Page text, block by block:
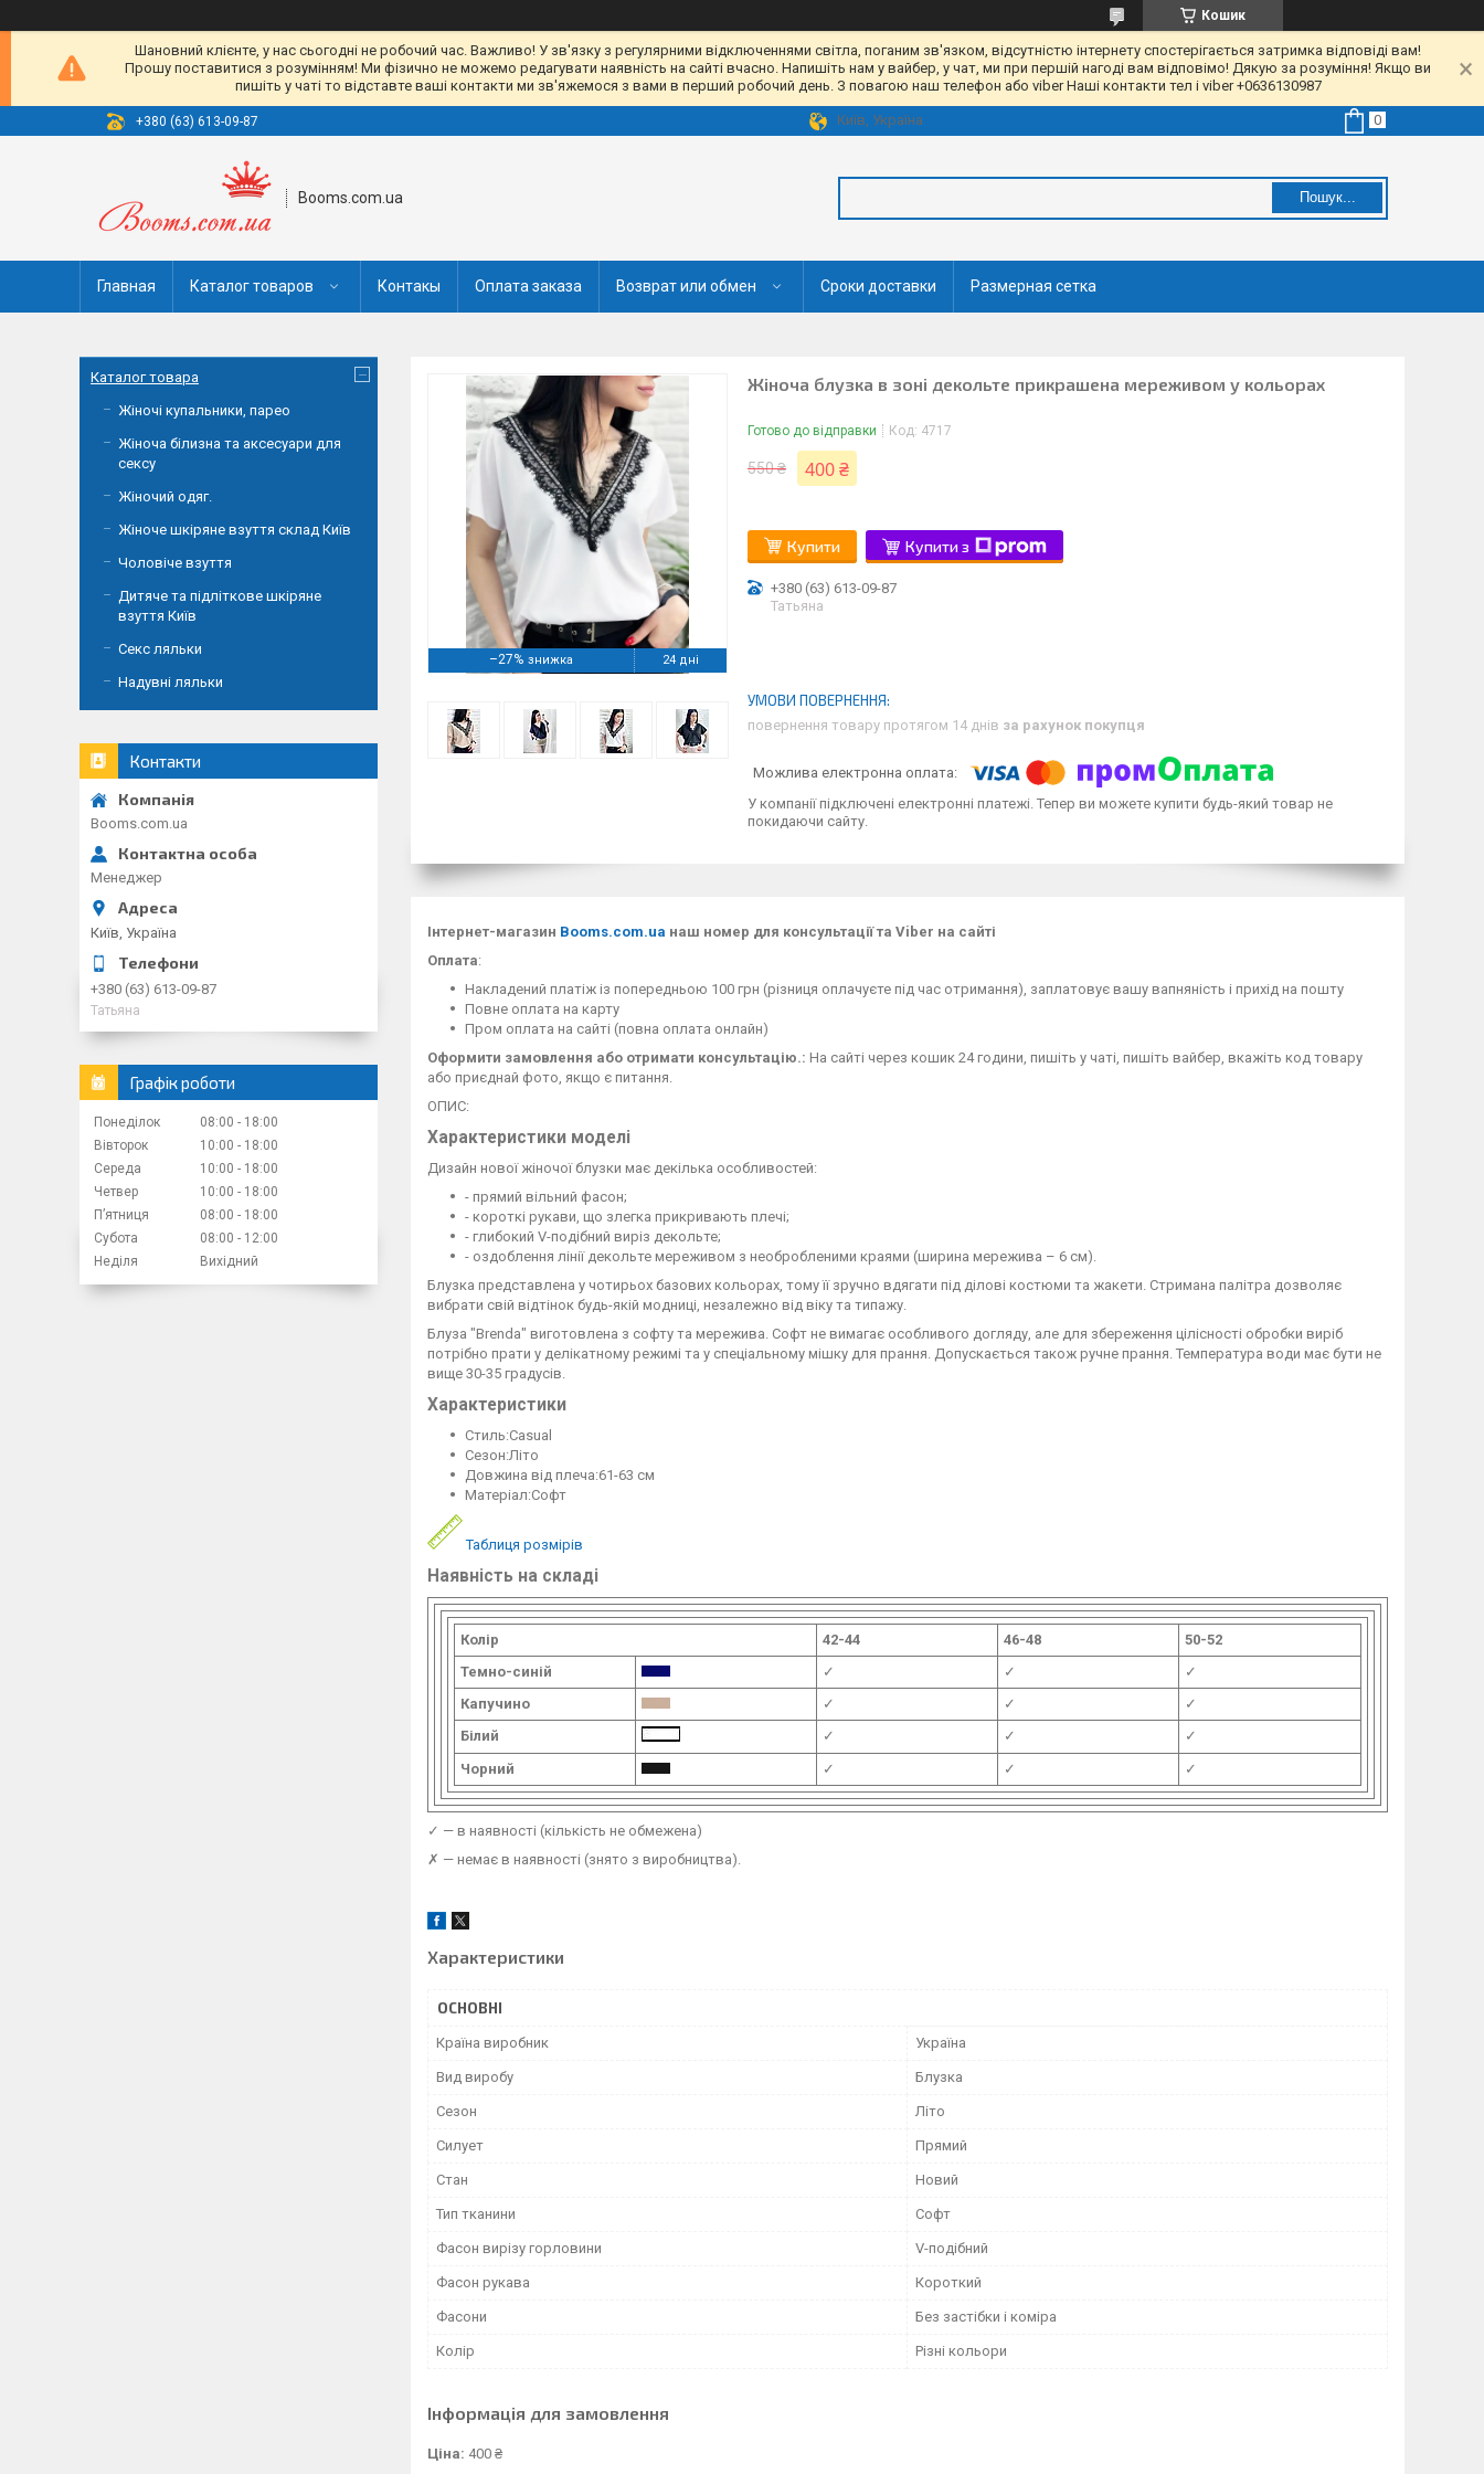
Кошик
Шановний клієнте, у нас сьогодні не робочий час. Важливо! У зв'язку з регулярними відключеннями світла, поганим зв'язком, відсутністю інтернету спостерігається затримка відповіді вам!
Прошу поставитися з розумінням! Ми фізично не можемо редагувати наявність на сайті вчасно. Напишіть нам у вайбер, у чат, ми при першій нагоді вам відповімо! Дякую за розуміння! Якщо ви
пишіть у чаті то відставте ваші контакти ми зв'яжемося з вами в перший робочий день. З повагою наш телефон або viber Наші контакти тел і viber +0636130987
+380 (63) 613-09-87 Київ, Україна
Booms.com.ua Пошук...
Главная Каталог товаров Контакы Оплата заказа Возврат или обмен Сроки доставки Размерная сетка
–27% 24 дні
Жіноча блузка в зоні декольте прикрашена мереживом у кольорах
Готово до відправки Код: 4717
550 ₴ 400 ₴
Купити Купити з
+380 (63) 613-09-87
Татьяна
повернення товару протягом 14 днів за рахунок покупця
У компанії підключені електронні платежі. Тепер ви можете купити будь-який товар не
покидаючи сайту.
Інтернет-магазин Booms.com.ua наш номер для консультації та Viber на сайті
Оплата:
Накладений платіж із попередньою 100 грн (різниця оплачуєте під час отримання), заплатовує вашу вапняність і прихід на пошту
Повне оплата на карту
Пром оплата на сайті (повна оплата онлайн)
Оформити замовлення або отримати консультацію.: На сайті через кошик 24 години, пишіть у чаті, пишіть вайбер, вкажіть код товару
або приєднай фото, якщо є питання.
ОПИС:
Характеристики моделі
Дизайн нової жіночої блузки має декілька особливостей:
- прямий вільний фасон;
- короткі рукави, що злегка прикривають плечі;
- глибокий V-подібний виріз декольте;
- оздоблення лінії декольте мереживом з необробленими краями (ширина мережива – 6 см).
Блузка представлена у чотирьох базових кольорах, тому її зручно вдягати під ділові костюми та жакети. Стримана палітра дозволяє
вибрати свій відтінок будь-якій модниці, незалежно від віку та типажу.
Блуза "Brenda" виготовлена з софту та мережива. Софт не вимагає особливого догляду, але для збереження цілісності обробки виріб
потрібно прати у делікатному режимі та у спеціальному мішку для прання. Допускається також ручне прання. Температура води має бути не
вище 30-35 градусів.
Характеристики
Стиль:Casual
Сезон:Літо
Довжина від плеча:61-63 см
Матеріал:Софт
Таблиця розмірів
Наявність на складі
Колір 42-44 46-48
50-52
Темно-синій
✓ ✓
✓
Капучино
✓ ✓
✓
Білий
✓ ✓
✓
Чорний
✓ ✓ ✓
✓ — в наявності (кількість не обмежена)
✗ — немає в наявності (знято з виробництва).
Характеристики
ОСНОВНІ
Країна виробник Україна
Вид виробу Блузка
Сезон Літо
Силует Прямий
Стан Новий
Тип тканини Софт
Фасон вирізу горловини V-подібний
Фасон рукава Короткий
Фасони Без застібки і коміра
Колір Різні кольори
Інформація для замовлення
Ціна: 400 ₴
Каталог товара
Жіночі купальники, парео
Жіноча білизна та аксесуари для
сексу
Жіночий одяг.
Жіноче шкіряне взуття склад Київ
Чоловіче взуття
Дитяче та підліткове шкіряне
взуття Київ
Секс ляльки
Надувні ляльки
Контакти
Booms.com.ua
Менеджер
Київ, Україна
+380 (63) 613-09-87
Татьяна
Графік роботи
Понеділок 08:00
18:00
Вівторок
10:00
18:00
Середа
10:00
18:00
Четвер
10:00
18:00
Пʼятниця
08:00
18:00
Субота
08:00
12:00
Неділя
Вихідний